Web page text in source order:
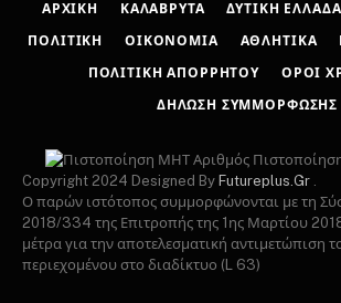
ΑΡΧΙΚΉ ΚΑΛΆΒΡΥΤΑ ΔΥΤΙΚΉ ΕΛΛΆΔΑ
ΠΟΛΙΤΙΚΉ ΟΙΚΟΝΟΜΊΑ ΑΘΛΗΤΙΚΆ
ΠΟΛΙΤΙΚΉ ΑΠΟΡΡΉΤΟΥ ΌΡΟΙ
ΔΉΛΩΣΗ ΣΥΜΜΌΡΦΩΣΗΣ
Αριθμός
Copyright 2024 Designed By Futureplus.Gr .
Ο παρών ιστότοπος συμμορφώνονται με τη
2018/334 της Επιτροπής της 1ης Μαρτίου
μέτρα για την αποτελεσματική αντιμετώπιση
περιεχομένου στο διαδίκτυο (L 63)